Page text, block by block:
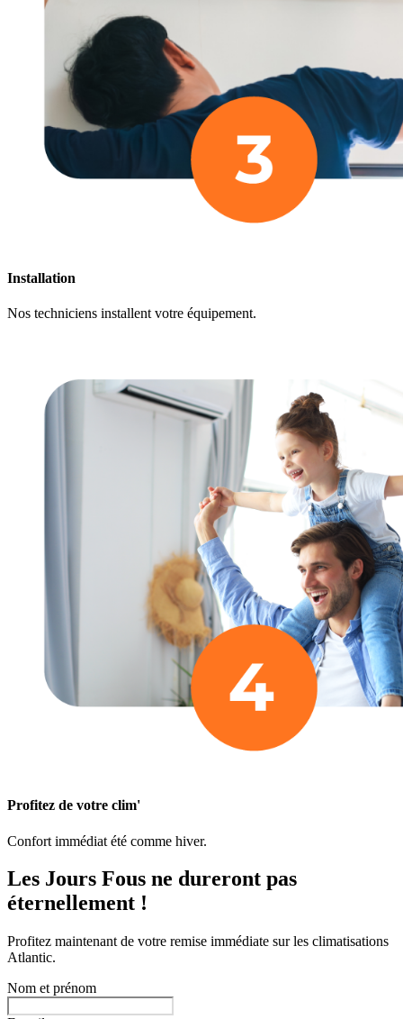
Installation
Nos techniciens installent votre équipement.
Profitez de votre clim'
Confort immédiat été comme hiver.
Les Jours Fous ne dureront pas
éternellement !
Profitez maintenant de votre remise immédiate sur les climatisations
Atlantic.
Nom et prénom